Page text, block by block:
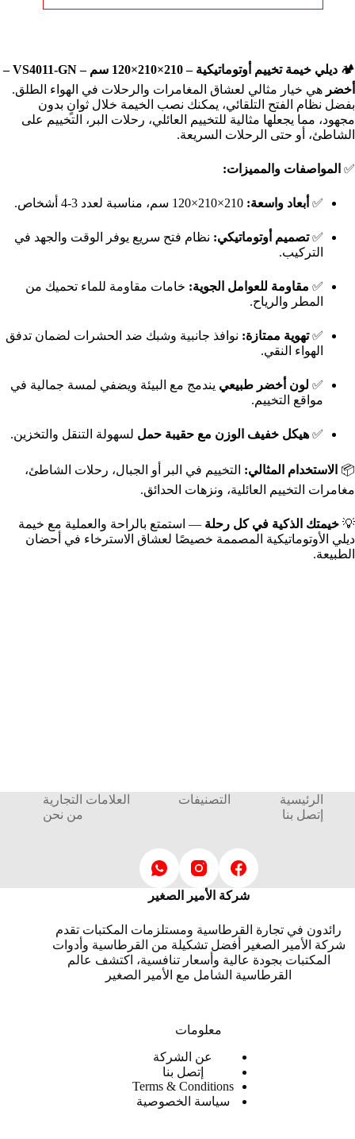
🏕️
ديلي خيمة تخييم أوتوماتيكية – 210×210×120 سم – VS4011-GN –
أخضر هي خيار مثالي لعشاق المغامرات والرحلات في الهواء الطلق.
بفضل نظام الفتح التلقائي، يمكنك نصب الخيمة خلال ثوانٍ بدون
مجهود، مما يجعلها مثالية للتخييم العائلي، رحلات البر، التخييم على
الشاطئ، أو حتى الرحلات السريعة.
✅ المواصفات والمميزات:
✅ أبعاد واسعة:
✅تصميم أوتوماتيكي: نظام فتح سريع يوفر الوقت والجهد في
التركيب.
✅ مقاومة للعوامل الجوية: خامات مقاومة للماء تحميك من
المطر والرياح.
✅تهوية ممتازة: نوافذ جانبية وشبك ضد الحشرات لضمان تدفق
الهواء النقي.
✅ لون أخضر طبيعي يندمج مع البيئة ويضفي لمسة جمالية في
مواقع التخييم.
✅ هيكل خفيف الوزن مع حقيبة حمل لسهولة التنقل والتخزين.
📦 الاستخدام المثالي: التخييم في البر أو الجبال، رحلات الشاطئ،
مغامرات التخييم العائلية، ونزهات الحدائق.
💡 خيمتك الذكية في كل رحلة — استمتع بالراحة والعملية مع خيمة
ديلي الأوتوماتيكية المصممة خصيصًا لعشاق الاسترخاء في أحضان
الطبيعة.
الرئيسية التصنيفات
العلامات التجارية
إتصل بنا
من نحن
شركة الأمير الصغير
رائدون في تجارة القرطاسية ومستلزمات المكتبات تقدم
شركة الأمير الصغير أفضل تشكيلة من القرطاسية وأدوات
المكتبات بجودة عالية وأسعار تنافسية، اكتشف عالم
القرطاسية الشامل مع الأمير الصغير
معلومات
عن الشركة
إتصل بنا
Terms & Conditions
سياسة الخصوصية